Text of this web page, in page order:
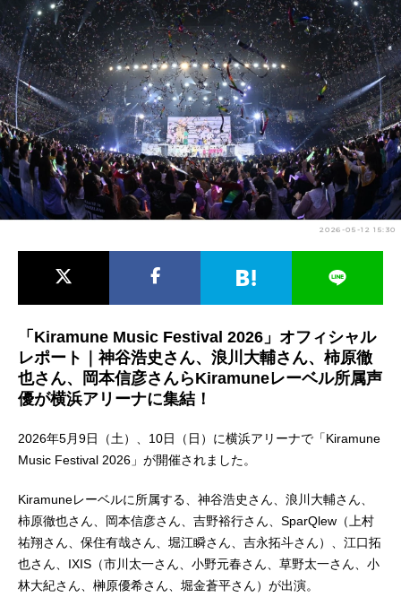
2.5次元 配信・Vtuber トレンド 無料マンガ
最新記事一覧
アニメ記事一覧 声優記事一覧
アニメ映画一覧 実写化映画一覧
今期アニメ曜日別一覧
春アニメ 夏アニメ
男性声優/女性声優一覧
2026-05-12 15:30
「Kiramune Music Festival 2026」オフィシャル
レポート｜神谷浩史さん、浪川大輔さん、柿原徹
也さん、岡本信彦さんらKiramuneレーベル所属声
優が横浜アリーナに集結！
2026年5月9日（土）、10日（日）に横浜アリーナで「Kiramune
Music Festival 2026」が開催されました。
Kiramuneレーベルに所属する、神谷浩史さん、浪川大輔さん、
柿原徹也さん、岡本信彦さん、吉野裕行さん、SparQlew（上村
祐翔さん、保住有哉さん、堀江瞬さん、吉永拓斗さん）、江口拓
也さん、IXIS（市川太一さん、小野元春さん、草野太一さん、小
林大紀さん、榊原優希さん、堀金蒼平さん）が出演。